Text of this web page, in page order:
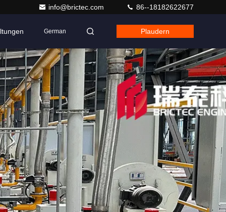
info@brictec.com 86--18182622677
German Plaudern